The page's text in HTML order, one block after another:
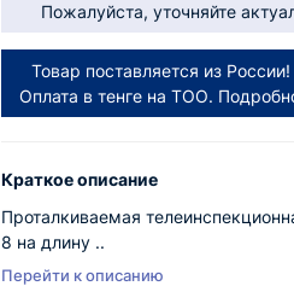
Пожалуйста, уточняйте
Товар поставляется из
Оплата в тенге на ТОО.
Краткое описание
Проталкиваемая
8 на длину ..
Перейти к описанию